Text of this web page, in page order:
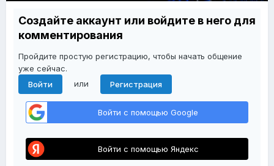
Создайте аккаунт или войдите в него для
комментирования
Пройдите простую регистрацию, чтобы начать общение
уже сейчас.
Войти
или Регистрация
Войти с помощью Google
Войти с помощью Яндекс